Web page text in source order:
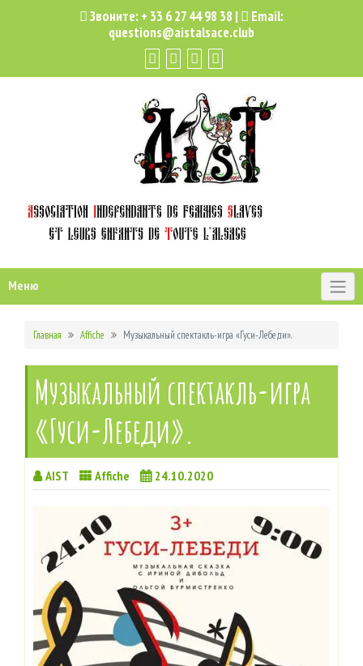
Звоните: + 33 6 27 44 98 38 |
Email:
questions@aistalsace.club
Меню
Главная Affiche Музыкальный спектакль-игра «Гуси-Лебеди».
Музыкальный спектакль-игра
«Гуси-Лебеди».
AIST Affiche 24.10.2020